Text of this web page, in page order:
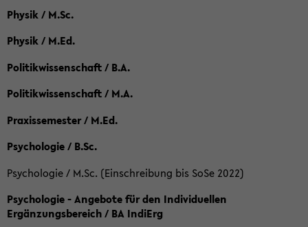
Physik / M.Sc.
Physik / M.Ed.
Politikwissenschaft / B.A.
Politikwissenschaft / M.A.
Praxissemester / M.Ed.
Psychologie / B.Sc.
Psychologie / M.Sc. (Einschreibung bis SoSe 2022)
Psychologie - Angebote für den Individuellen
Ergänzungsbereich / BA IndiErg